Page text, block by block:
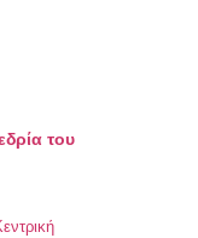
του